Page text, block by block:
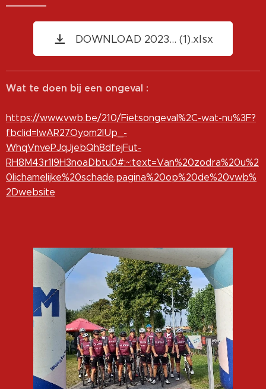
DOWNLOAD 2023... (1).xlsx
Wat te doen bij een ongeval :
https://www.vwb.be/210/Fietsongeval%2C-wat-nu%3F?
fbclid=IwAR27Oyom2IUp_-
WhqVnvePJqJjebQh8dfejFut-
RH8M43r1l9H3noaDbtu0#:~:text=Van%20zodra%20u%2
0lichamelijke%20schade,pagina%20op%20de%20vwb%
2Dwebsite